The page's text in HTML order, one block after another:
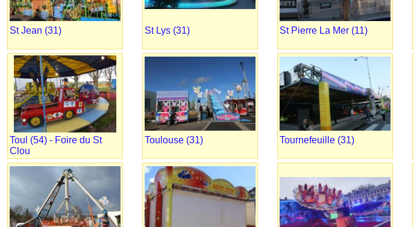
St Jean (31) St Lys (31) St Pierre La Mer (11)
Toul (54) - Foire du St
Clou
Toulouse (31) Tournefeuille (31)